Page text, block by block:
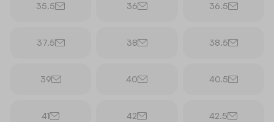
35.5 36 36.5
37.5 38 38.5
39 40 40.5
41 42 42.5